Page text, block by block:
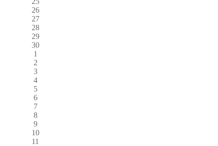
26
27
28
29
30
1
2
3
4
5
6
7
8
9
10
11